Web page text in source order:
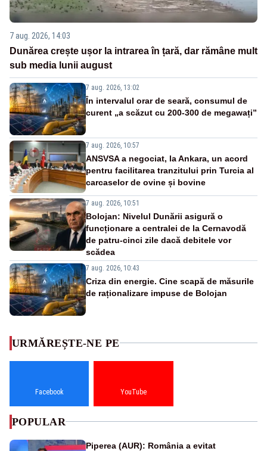
7 aug. 2026, 14:03
Dunărea crește ușor la intrarea în țară, dar rămâne mult
sub media lunii august
7 aug. 2026, 13:02
În intervalul orar de seară, consumul de
curent „a scăzut cu 200-300 de megawați”
7 aug. 2026, 10:57
ANSVSA a negociat, la Ankara, un acord
pentru facilitarea tranzitului prin Turcia al
carcaselor de ovine și bovine
7 aug. 2026, 10:51
Bolojan: Nivelul Dunării asigură o
funcționare a centralei de la Cernavodă
de patru-cinci zile dacă debitele vor
scădea
7 aug. 2026, 10:43
Criza din energie. Cine scapă de măsurile
de raționalizare impuse de Bolojan
URMĂREȘTE-NE PE
Facebook YouTube
POPULAR
Piperea (AUR): România a evitat